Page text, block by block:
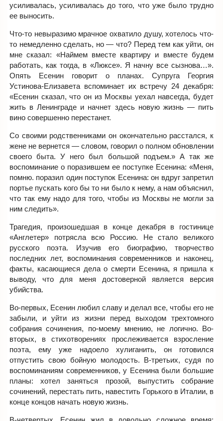
усиливалась, усиливалась до того, что уже было трудно
ее выносить.
Что-то невыразимо мрачное охватило душу, хотелось что-
то немедленно сделать, но — что? Перед тем как уйти, он
мне сказал: «Наймем вместе квартиру и вместе будем
работать, как тогда, в «Люксе». Я начну все сызнова…».
Опять Есенин говорит о планах. Супруга Георгия
Устинова-Елизавета вспоминает их встречу 24 декабря:
«Есенин сказал, что он из Москвы уехал навсегда, будет
жить в Ленинграде и начнет здесь новую жизнь — пить
вино совершенно перестанет.
Со своими родственниками он окончательно расстался, к
жене не вернется — словом, говорил о полном обновлении
своего быта. У него был большой подъем.» А так же
воспоминание о поразившем ее поступке Есенина: «Меня,
помню. поразил один поступок Есенина: он вдруг запретил
портье пускать кого бы то ни было к нему, а нам объяснил,
что так ему надо для того, чтобы из Москвы не могли за
ним следить».
Трагедия, произошедшая в конце декабря в гостинице
«Англетер» потрясла всю Россию. Не стало великого
русского поэта. Изучив его биографию, творчество
последних лет, воспоминания современников и наконец,
факты, касающиеся дела о смерти Есенина, я пришла к
выводу, что для меня достоверной является версия
убийства.
Во-первых, Есенин любил славу и делал все, чтобы его не
забыли, и уйти из жизни перед выходом трехтомного
собрания сочинения, по-моему мнению, не логично. Во-
вторых, в стихотворениях прослеживается взросление
поэта, ему уже надоело хулиганить, он готовился
отпустить свою бойную молодость. В-третьих, судя по
воспоминаниям современников, у Есенина были большие
планы: хотел заняться прозой, выпустить собрание
сочинений, перестать пить, навестить Горького в Италии, в
конце концов начать новую жизнь.